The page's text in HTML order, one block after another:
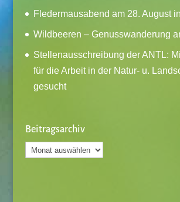
Fledermausabend am 28. August
Wildbeeren – Genusswanderung
Stellenausschreibung der ANTL:
für die Arbeit in der Natur- u.
gesucht
Beitragsarchiv
Beitragsarchiv